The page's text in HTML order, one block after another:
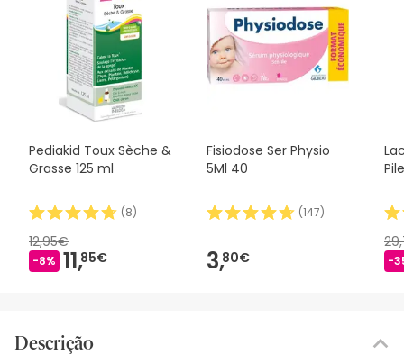
Pediakid Toux Sèche &
Grasse 125 ml
(8)
12,95€
-8% 11,85€
Fisiodose Ser Physio
5Ml 40
(147)
3,80€ -
Descrição